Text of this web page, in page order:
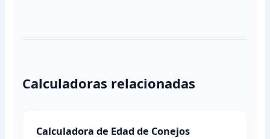
Calculadoras relacionadas
Calculadora de Edad de Conejos